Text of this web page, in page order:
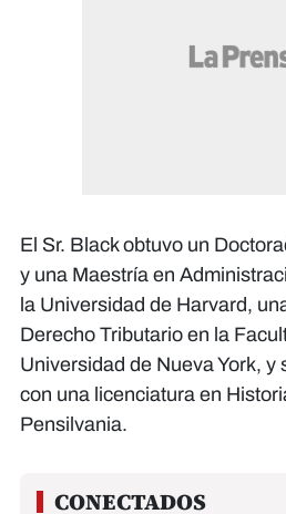
El Sr. Black obtuvo un
y una Maestría en
la Universidad de Harvard,
Derecho Tributario en la
Universidad de Nueva York, y
con una licenciatura en
Pensilvania.